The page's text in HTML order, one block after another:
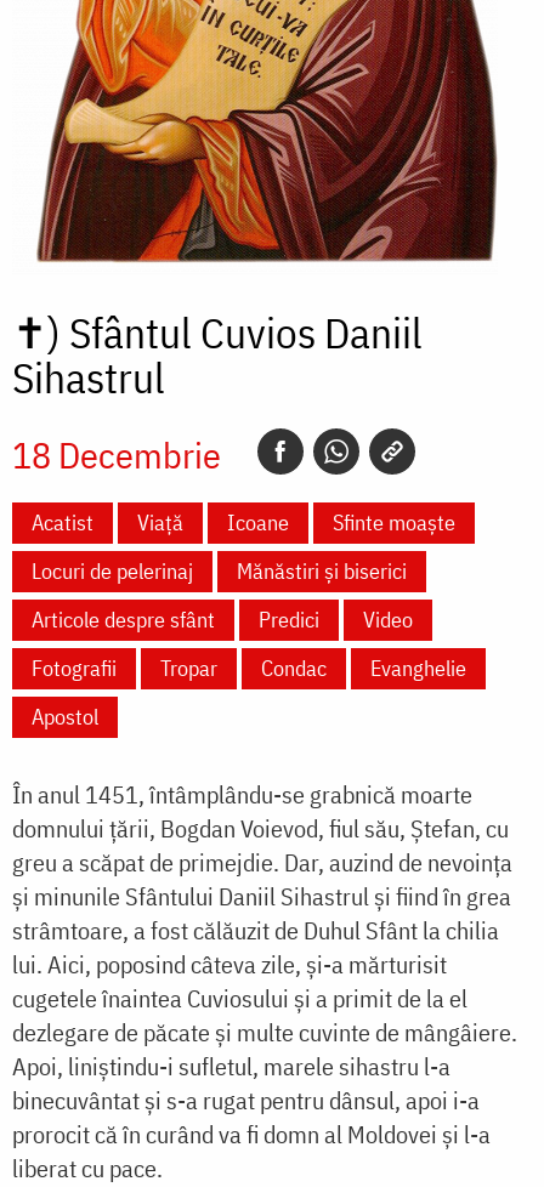
✝) Sfântul Cuvios Daniil
Sihastrul
18 Decembrie
Acatist Viață Icoane
Sfinte moaște
Locuri de pelerinaj
Mănăstiri și biserici
Articole despre sfânt
Predici
Video
Fotografii
Tropar Condac
Evanghelie
Apostol
În anul 1451, întâmplându-se grabnică moarte
domnului țării, Bogdan Voievod, fiul său, Ștefan, cu
greu a scăpat de primejdie. Dar, auzind de nevoința
și minunile Sfântului Daniil Sihastrul și fiind în grea
strâmtoare, a fost călăuzit de Duhul Sfânt la chilia
lui. Aici, poposind câteva zile, și-a mărturisit
cugetele înaintea Cuviosului și a primit de la el
dezlegare de păcate și multe cuvinte de mângâiere.
Apoi, liniștindu-i sufletul, marele sihastru l-a
binecuvântat și s-a rugat pentru dânsul, apoi i-a
prorocit că în curând va fi domn al Moldovei și l-a
liberat cu pace.